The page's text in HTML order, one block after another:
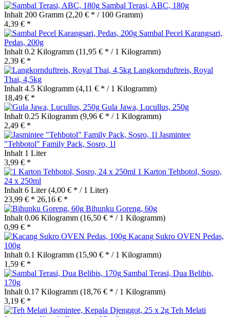
Sambal Terasi, ABC, 180g
Inhalt 200 Gramm (2,20 € * / 100 Gramm)
4,39 € *
Sambal Pecel Karangsari,
Pedas, 200g
Inhalt 0.2 Kilogramm (11,95 € * / 1 Kilogramm)
2,39 € *
Langkornduftreis, Royal
Thai, 4,5kg
Inhalt 4.5 Kilogramm (4,11 € * / 1 Kilogramm)
18,49 € *
Gula Jawa, Lucullus, 250g
Inhalt 0.25 Kilogramm (9,96 € * / 1 Kilogramm)
2,49 € *
Jasmintee
"Tehbotol" Family Pack, Sosro, 1l
Inhalt 1 Liter
3,99 € *
1 Karton Tehbotol, Sosro,
24 x 250ml
Inhalt 6 Liter(4,00 € * / 1 Liter)
23,99 € * 26,16 € *
Bihunku Goreng, 60g
Inhalt 0.06 Kilogramm (16,50 € * / 1 Kilogramm)
0,99 € *
Kacang Sukro OVEN Pedas,
100g
Inhalt 0.1 Kilogramm (15,90 € * / 1 Kilogramm)
1,59 € *
Sambal Terasi, Dua Belibis,
170g
Inhalt 0.17 Kilogramm (18,76 € * / 1 Kilogramm)
3,19 € *
Teh Melati